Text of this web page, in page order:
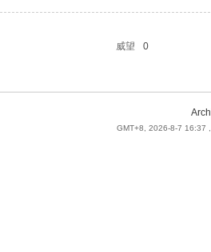
威望
0
GMT+8, 2026-8-7 16:37